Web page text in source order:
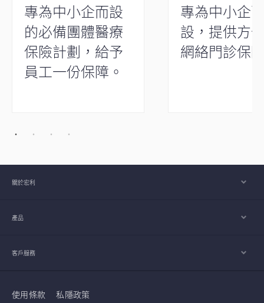
專為中小企而設
的必備團體醫療
保險計劃，給予
員工一份保障。
專為中小企
設，提供方
網絡門診保
關於宏利
產品
客戶服務
使用條款 私隱政策